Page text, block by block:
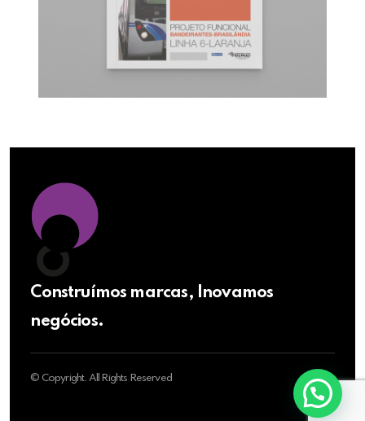
Construímos marcas, Inovamos
negócios.
© Copyright. All Rights Reserved